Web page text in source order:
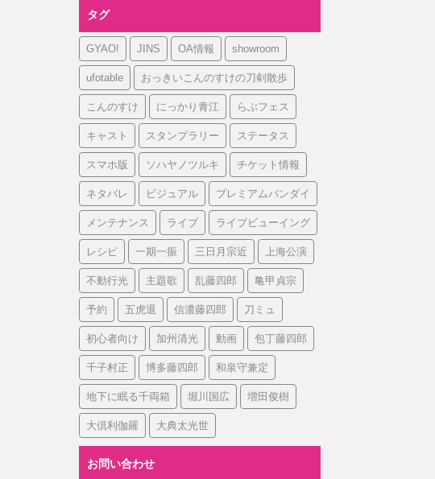
タグ
GYAO! JINS OA情報 showroom
ufotable おっきいこんのすけの刀剣散歩
こんのすけ にっかり青江 らぶフェス
キャスト スタンプラリー ステータス
スマホ版 ソハヤノツルキ チケット情報
ネタバレ ビジュアル プレミアムバンダイ
メンテナンス ライブ ライブビューイング
レシピ 一期一振 三日月宗近 上海公演
不動行光 主題歌 乱藤四郎 亀甲貞宗
予約 五虎退 信濃藤四郎 刀ミュ
初心者向け 加州清光 動画 包丁藤四郎
千子村正 博多藤四郎 和泉守兼定
地下に眠る千両箱 堀川国広 増田俊樹
大倶利伽羅 大典太光世
お問い合わせ